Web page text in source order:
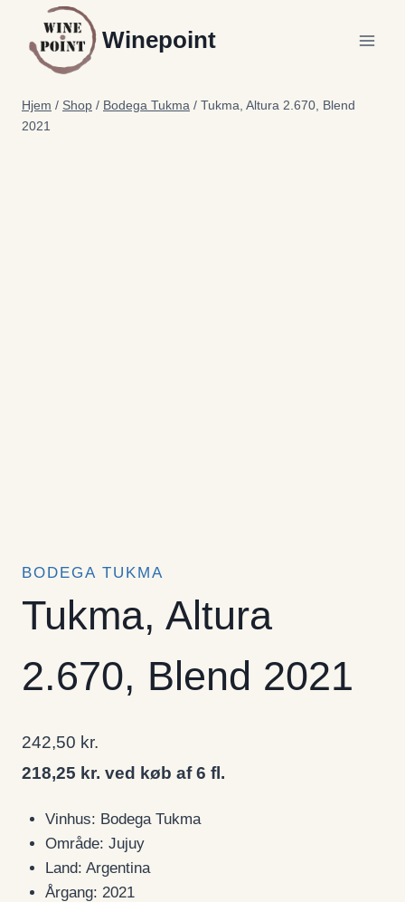
Fortsæt
indhold
Winepoint
Hjem / Shop / Bodega Tukma / Tukma, Altura 2.670, Blend
2021
BODEGA TUKMA
Tukma, Altura
2.670, Blend 2021
242,50 kr.
218,25 kr. ved køb af 6 fl.
Vinhus: Bodega Tukma
Område: Jujuy
Land: Argentina
Årgang: 2021